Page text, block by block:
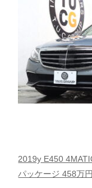
お問い合わせ
スタッフblog
ホーム
2019y E450
パッケージ 458万